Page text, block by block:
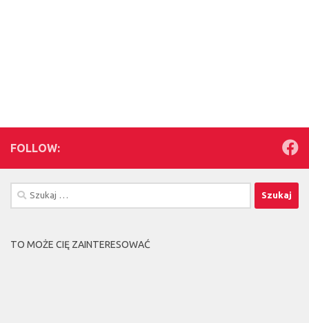
FOLLOW:
Szukaj:
TO MOŻE CIĘ ZAINTERESOWAĆ